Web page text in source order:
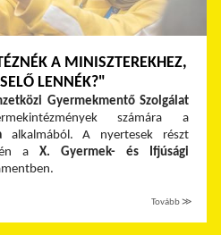
A MINISZTEREKHEZ,
LENNÉK?"
Gyermekmentő Szolgálat
számára a
alkalmából. A nyertesek részt
én a X. Gyermek- és Ifjúsági
Tovább ≫